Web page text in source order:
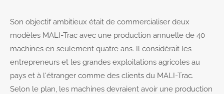
Son objectif ambitieux était de commercialiser deux
modèles MALI-Trac avec une production annuelle de 40
machines en seulement quatre ans. Il considérait les
entrepreneurs et les grandes exploitations agricoles au
pays et à l'étranger comme des clients du MALI-Trac.
Selon le plan, les machines devraient avoir une production